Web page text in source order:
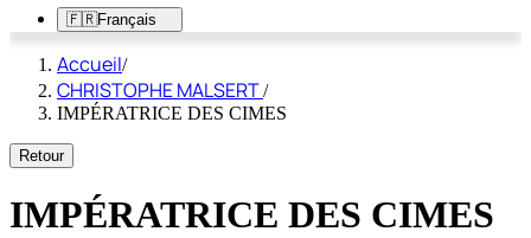
🇫🇷Français
Accueil/
CHRISTOPHE MALSERT/
IMPÉRATRICE DES CIMES
Retour
IMPÉRATRICE DES CIMES